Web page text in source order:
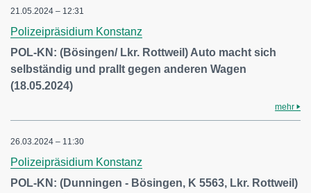
21.05.2024 – 12:31
Polizeipräsidium Konstanz
POL-KN: (Bösingen/ Lkr. Rottweil) Auto macht sich
selbständig und prallt gegen anderen Wagen
(18.05.2024)
mehr
26.03.2024 – 11:30
Polizeipräsidium Konstanz
POL-KN: (Dunningen - Bösingen, K 5563, Lkr. Rottweil)